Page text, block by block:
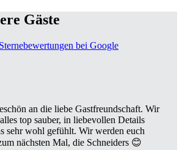
Gäste
bei Google
an die liebe Gastfreundschaft. Wir
top sauber, in liebevollen Details
sehr wohl gefühlt. Wir werden euch
nächsten Mal, die Schneiders 😊